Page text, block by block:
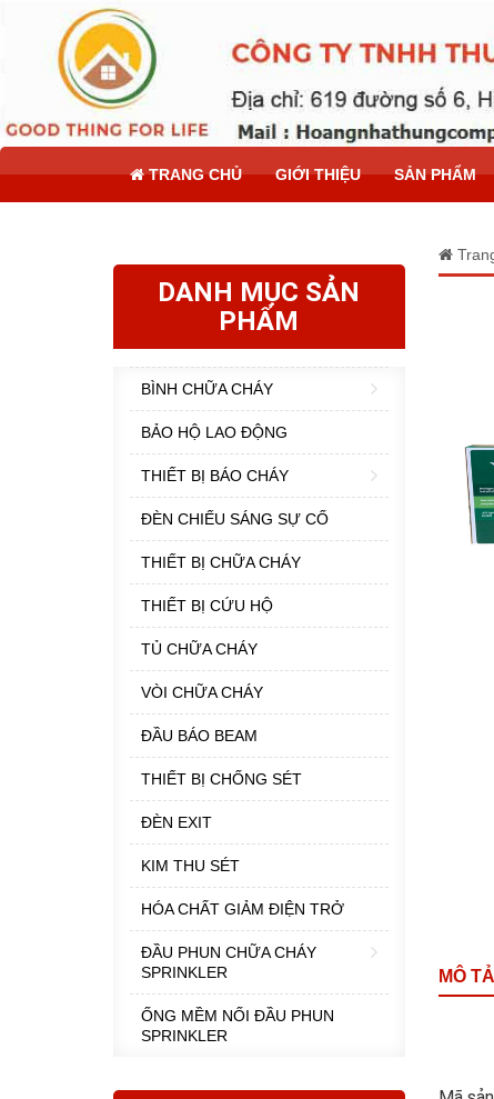
TRANG CHỦ GIỚI THIỆU SẢN PHẨM
MÔ
DANH MỤC SẢN
PHẨM
BÌNH CHỮA CHÁY
BẢO HỘ LAO ĐỘNG
THIẾT BỊ BÁO CHÁY
ĐÈN CHIẾU SÁNG SỰ CỐ
THIẾT BỊ CHỮA CHÁY
THIẾT BỊ CỨU HỘ
TỦ CHỮA CHÁY
VÒI CHỮA CHÁY
ĐẦU BÁO BEAM
THIẾT BỊ CHỐNG SÉT
ĐÈN EXIT
KIM THU SÉT
HÓA CHẤT GIẢM ĐIỆN TRỞ
ĐẦU PHUN CHỮA CHÁY
SPRINKLER
ỐNG MỀM NỐI ĐẦU PHUN
SPRINKLER